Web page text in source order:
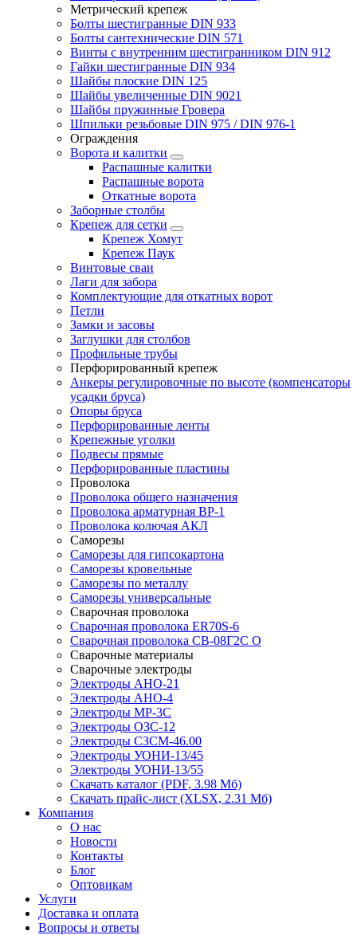
Метрический крепеж
Болты шестигранные DIN 933
Болты сантехнические DIN 571
Винты с внутренним шестигранником DIN 912
Гайки шестигранные DIN 934
Шайбы плоские DIN 125
Шайбы увеличенные DIN 9021
Шайбы пружинные Гровера
Шпильки резьбовые DIN 975 / DIN 976-1
Ограждения
Ворота и калитки
Распашные калитки
Распашные ворота
Откатные ворота
Заборные столбы
Крепеж для сетки
Крепеж Хомут
Крепеж Паук
Винтовые сваи
Лаги для забора
Комплектующие для откатных ворот
Петли
Замки и засовы
Заглушки для столбов
Профильные трубы
Перфорированный крепеж
Анкеры регулировочные по высоте (компенсаторы
усадки бруса)
Опоры бруса
Перфорированные ленты
Крепежные уголки
Подвесы прямые
Перфорированные пластины
Проволока
Проволока общего назначения
Проволока арматурная ВР-1
Проволока колючая АКЛ
Саморезы
Саморезы для гипсокартона
Саморезы кровельные
Саморезы по металлу
Саморезы универсальные
Сварочная проволока
Сварочная проволока ER70S-6
Сварочная проволока СВ-08Г2С О
Сварочные материалы
Сварочные электроды
Электроды АНО-21
Электроды АНО-4
Электроды МР-3С
Электроды ОЗС-12
Электроды СЗСМ-46.00
Электроды УОНИ-13/45
Электроды УОНИ-13/55
Скачать каталог (PDF, 3.98 Мб)
Скачать прайс-лист (XLSX, 2.31 Мб)
Компания
О нас
Новости
Контакты
Блог
Оптовикам
Услуги
Доставка и оплата
Вопросы и ответы